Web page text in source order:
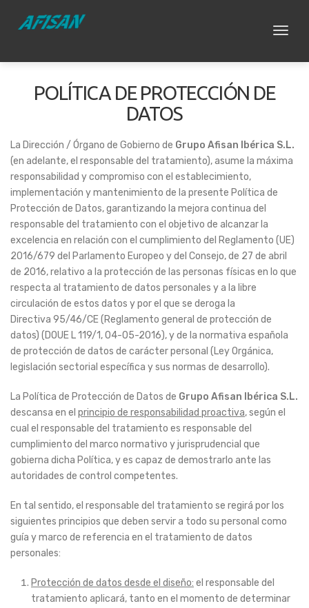
Toggle
POLÍTICA DE PROTECCIÓN DE
DATOS
La Dirección / Órgano de Gobierno de Grupo Afisan Ibérica S.L.
(en adelante, el responsable del tratamiento), asume la máxima
responsabilidad y compromiso con el establecimiento,
implementación y mantenimiento de la presente Política de
Protección de Datos, garantizando la mejora continua del
responsable del tratamiento con el objetivo de alcanzar la
excelencia en relación con el cumplimiento del Reglamento (UE)
2016/679 del Parlamento Europeo y del Consejo, de 27 de abril
de 2016, relativo a la protección de las personas físicas en lo que
respecta al tratamiento de datos personales y a la libre
circulación de estos datos y por el que se deroga la
Directiva 95/46/CE (Reglamento general de protección de
datos) (DOUE L 119/1, 04-05-2016), y de la normativa española
de protección de datos de carácter personal (Ley Orgánica,
legislación sectorial específica y sus normas de desarrollo).
La Política de Protección de Datos de Grupo Afisan Ibérica S.L.
descansa en el principio de responsabilidad proactiva, según el
cual el responsable del tratamiento es responsable del
cumplimiento del marco normativo y jurisprudencial que
gobierna dicha Política, y es capaz de demostrarlo ante las
autoridades de control competentes.
En tal sentido, el responsable del tratamiento se regirá por los
siguientes principios que deben servir a todo su personal como
guía y marco de referencia en el tratamiento de datos
personales:
Protección de datos desde el diseño: el responsable del
tratamiento aplicará, tanto en el momento de determinar